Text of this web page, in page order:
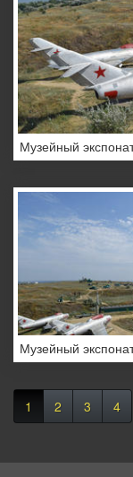
1 2 3 4